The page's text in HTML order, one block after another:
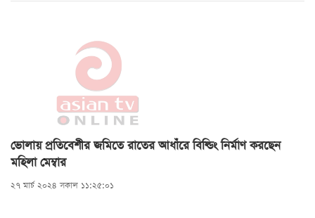
ভোলায় প্রতিবেশীর জমিতে রাতের আধাঁরে বিল্ডিং নির্মাণ করছেন
মহিলা মেম্বার
২৭ মার্চ ২০২৪ সকাল ১১:২৫:০১